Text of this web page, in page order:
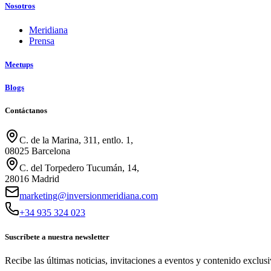
Nosotros
Meridiana
Prensa
Meetups
Blogs
Contáctanos
C. de la Marina, 311, entlo. 1,
08025 Barcelona
C. del Torpedero Tucumán, 14,
28016 Madrid
marketing@inversionmeridiana.com
+34 935 324 023
Suscríbete a nuestra newsletter
Recibe las últimas noticias, invitaciones a eventos y contenido